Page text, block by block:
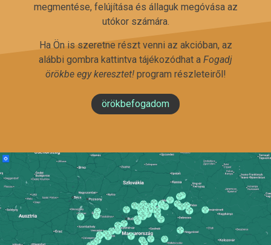
megmentése, felújítása és állaguk megóvása az
utókor számára.
Ha Ön is szeretne részt venni az akcióban, az
alábbi gombra kattintva tájékozódhat a Fogadj
örökbe egy keresztet!program részleteiről!
örökbefogadom